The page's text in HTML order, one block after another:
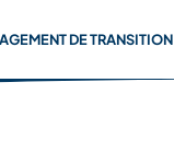
DE TRANSITION